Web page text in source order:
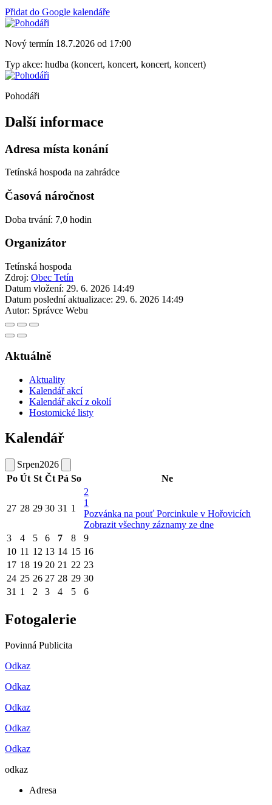
Přidat do Google kalendáře
Nový termín 18.7.2026 od 17:00
Typ akce: hudba (koncert, koncert, koncert, koncert)
Pohodáři
Další informace
Adresa místa konání
Tetínská hospoda na zahrádce
Časová náročnost
Doba trvání: 7,0 hodin
Organizátor
Tetínská hospoda
Zdroj: Obec Tetín
Datum vložení: 29. 6. 2026 14:49
Datum poslední aktualizace: 29. 6. 2026 14:49
Autor: Správce Webu
Aktuálně
Aktuality
Kalendář akcí
Kalendář akcí z okolí
Hostomické listy
Kalendář
Srpen2026
Po Út St Čt Pá So Ne
27 28 29 30 31 1
2
1
Pozvánka na pouť Porcinkule v Hořovicích
Zobrazit všechny záznamy ze dne
3
4 5 6 7 8
9
10 11 12 13 14 15 16
17 18 19 20 21 22 23
24 25 26 27 28 29 30
31 1 2 3 4 5 6
Fotogalerie
Povinná Publicita
Odkaz
Odkaz
Odkaz
Odkaz
Odkaz
odkaz
Adresa